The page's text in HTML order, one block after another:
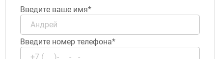
Введите ваше имя*
Введите номер телефона*